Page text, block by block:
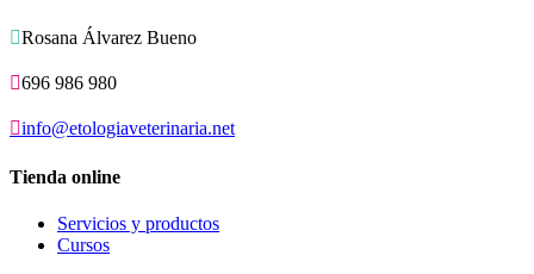
Rosana Álvarez Bueno
696 986 980
info@etologiaveterinaria.net
Tienda online
Servicios y productos
Cursos